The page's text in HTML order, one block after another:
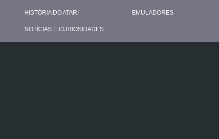
HISTÓRIA DO ATARI
NOTÍCIAS E CURIOSIDADES
EMULADORES